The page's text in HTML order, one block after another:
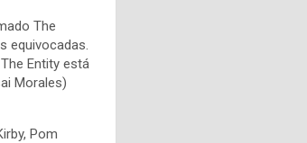
The
equivocadas.
Entity está
Morales)
Pom